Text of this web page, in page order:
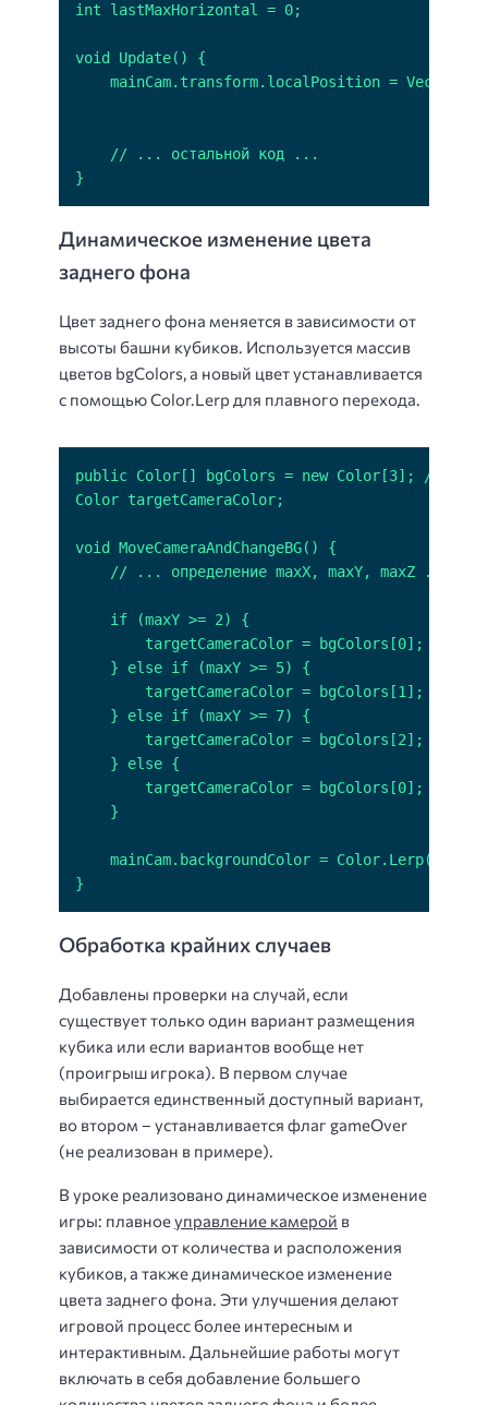
}
Динамическое изменение цвета
заднего фона
Цвет заднего фона меняется в зависимости от
высоты башни кубиков. Используется массив
цветов bgColors, а новый цвет устанавливается
с помощью Color.Lerp для плавного перехода.
}
Обработка крайних случаев
Добавлены проверки на случай, если
существует только один вариант размещения
кубика или если вариантов вообще нет
(проигрыш игрока). В первом случае
выбирается единственный доступный вариант,
во втором – устанавливается флаг gameOver
(не реализован в примере).
В уроке реализовано динамическое изменение
игры: плавноеуправление камерой в
зависимости от количества и расположения
кубиков, а также динамическое изменение
цвета заднего фона. Эти улучшения делают
игровой процесс более интересным и
интерактивным. Дальнейшие работы могут
включать в себя добавление большего